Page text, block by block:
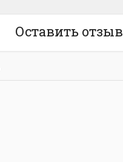
Оставить отзыв